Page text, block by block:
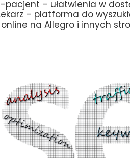
pacjent – ułatwienia w
– platforma do
na Allegro i innych